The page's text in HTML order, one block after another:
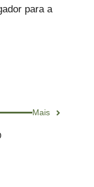
para a
Mais